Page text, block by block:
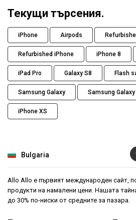
Текущи търсения.
iPhone Airpods
Refurbished iPhone iPhone 8
iPad Pro Galaxy S8 Flash
Samsung Galaxy Samsung
iPhone XS
Bulgaria
Allo Allo е първият международен сайт,
продукти на намалени цени. Нашата
до 30% по-ниски от средните за пазара.